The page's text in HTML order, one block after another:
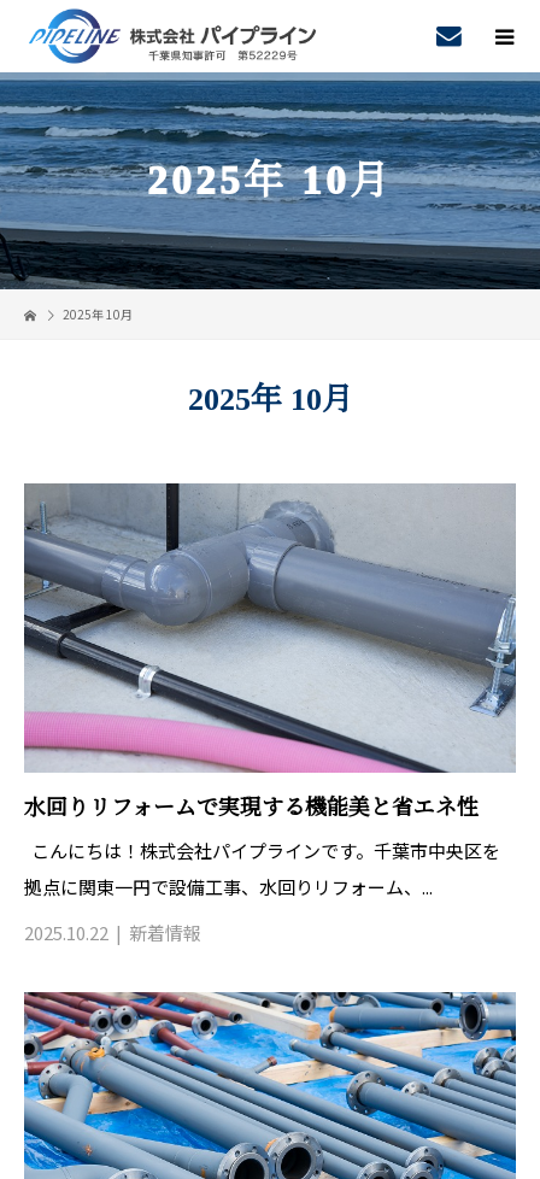
2025年 10月
2025年 10月
2025年 10月
水回りリフォームで実現する機能美と省エネ性
こんにちは！株式会社パイプラインです。千葉市中央区を
拠点に関東一円で設備工事、水回りリフォーム、...
2025.10.22
新着情報